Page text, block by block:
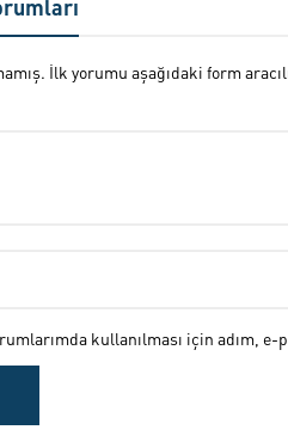
İlk yorumu aşağıdaki form
kullanılması için adım,